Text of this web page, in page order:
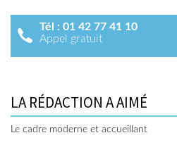
Tél : 01 42 77 41 10
Appel gratuit
LA RÉDACTION A AIMÉ
Le cadre moderne et accueillant